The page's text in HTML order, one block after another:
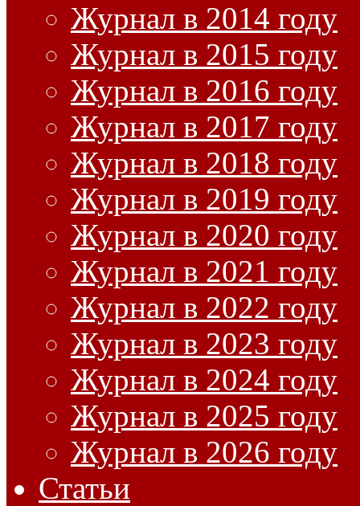
Журнал в 2014 году
Журнал в 2015 году
Журнал в 2016 году
Журнал в 2017 году
Журнал в 2018 году
Журнал в 2019 году
Журнал в 2020 году
Журнал в 2021 году
Журнал в 2022 году
Журнал в 2023 году
Журнал в 2024 году
Журнал в 2025 году
Журнал в 2026 году
Статьи